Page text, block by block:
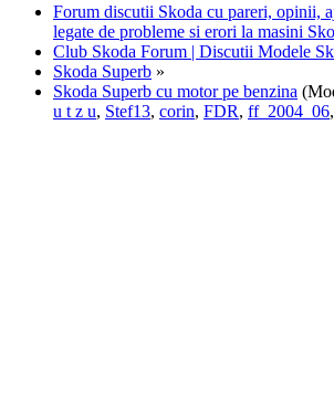
Forum discutii Skoda cu pareri, opinii,
legate de probleme si erori la masini
Club Skoda Forum | Discutii Modele
Skoda Superb »
Skoda Superb cu motor pe benzina
u t z u, Stef13, corin, FDR, ff_2004_06,